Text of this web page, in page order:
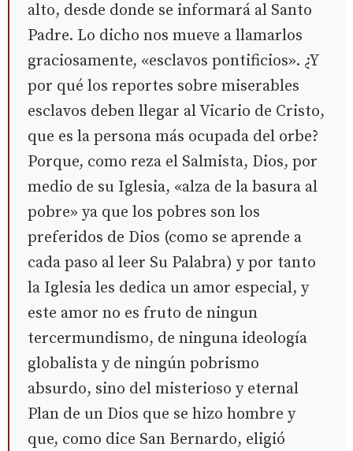
alto, desde donde se informará al Santo
Padre. Lo dicho nos mueve a llamarlos
graciosamente, «esclavos pontificios». ¿Y
por qué los reportes sobre miserables
esclavos deben llegar al Vicario de Cristo,
que es la persona más ocupada del orbe?
Porque, como reza el Salmista, Dios, por
medio de su Iglesia, «alza de la basura al
pobre» ya que los pobres son los
preferidos de Dios (como se aprende a
cada paso al leer Su Palabra) y por tanto
la Iglesia les dedica un amor especial, y
este amor no es fruto de ningun
tercermundismo, de ninguna ideología
globalista y de ningún pobrismo
absurdo, sino del misterioso y eternal
Plan de un Dios que se hizo hombre y
que, como dice San Bernardo, eligió